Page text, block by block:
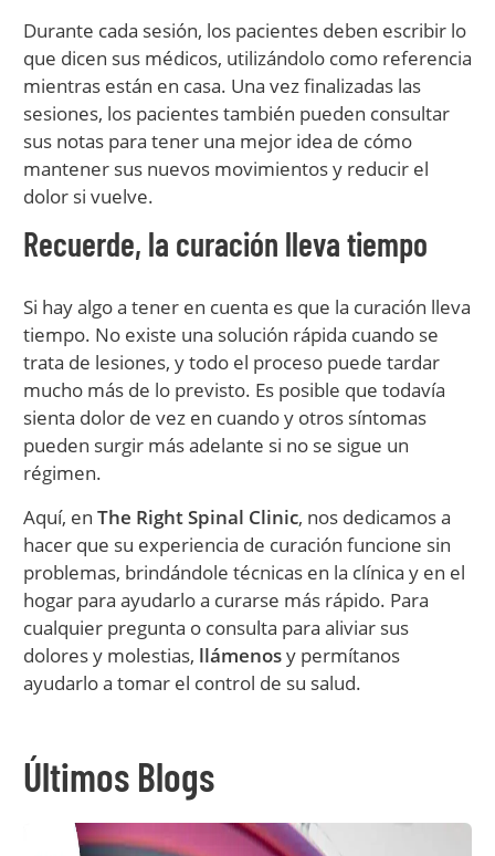
Durante cada sesión, los pacientes deben escribir lo
que dicen sus médicos, utilizándolo como referencia
mientras están en casa. Una vez finalizadas las
sesiones, los pacientes también pueden consultar
sus notas para tener una mejor idea de cómo
mantener sus nuevos movimientos y reducir el
dolor si vuelve.
Recuerde, la curación lleva tiempo
Si hay algo a tener en cuenta es que la curación lleva
tiempo. No existe una solución rápida cuando se
trata de lesiones, y todo el proceso puede tardar
mucho más de lo previsto. Es posible que todavía
sienta dolor de vez en cuando y otros síntomas
pueden surgir más adelante si no se sigue un
régimen.
Aquí, en The Right Spinal Clinic, nos dedicamos a
hacer que su experiencia de curación funcione sin
problemas, brindándole técnicas en la clínica y en el
hogar para ayudarlo a curarse más rápido. Para
cualquier pregunta o consulta para aliviar sus
dolores y molestias, llámenosy permítanos
ayudarlo a tomar el control de su salud.
Últimos Blogs